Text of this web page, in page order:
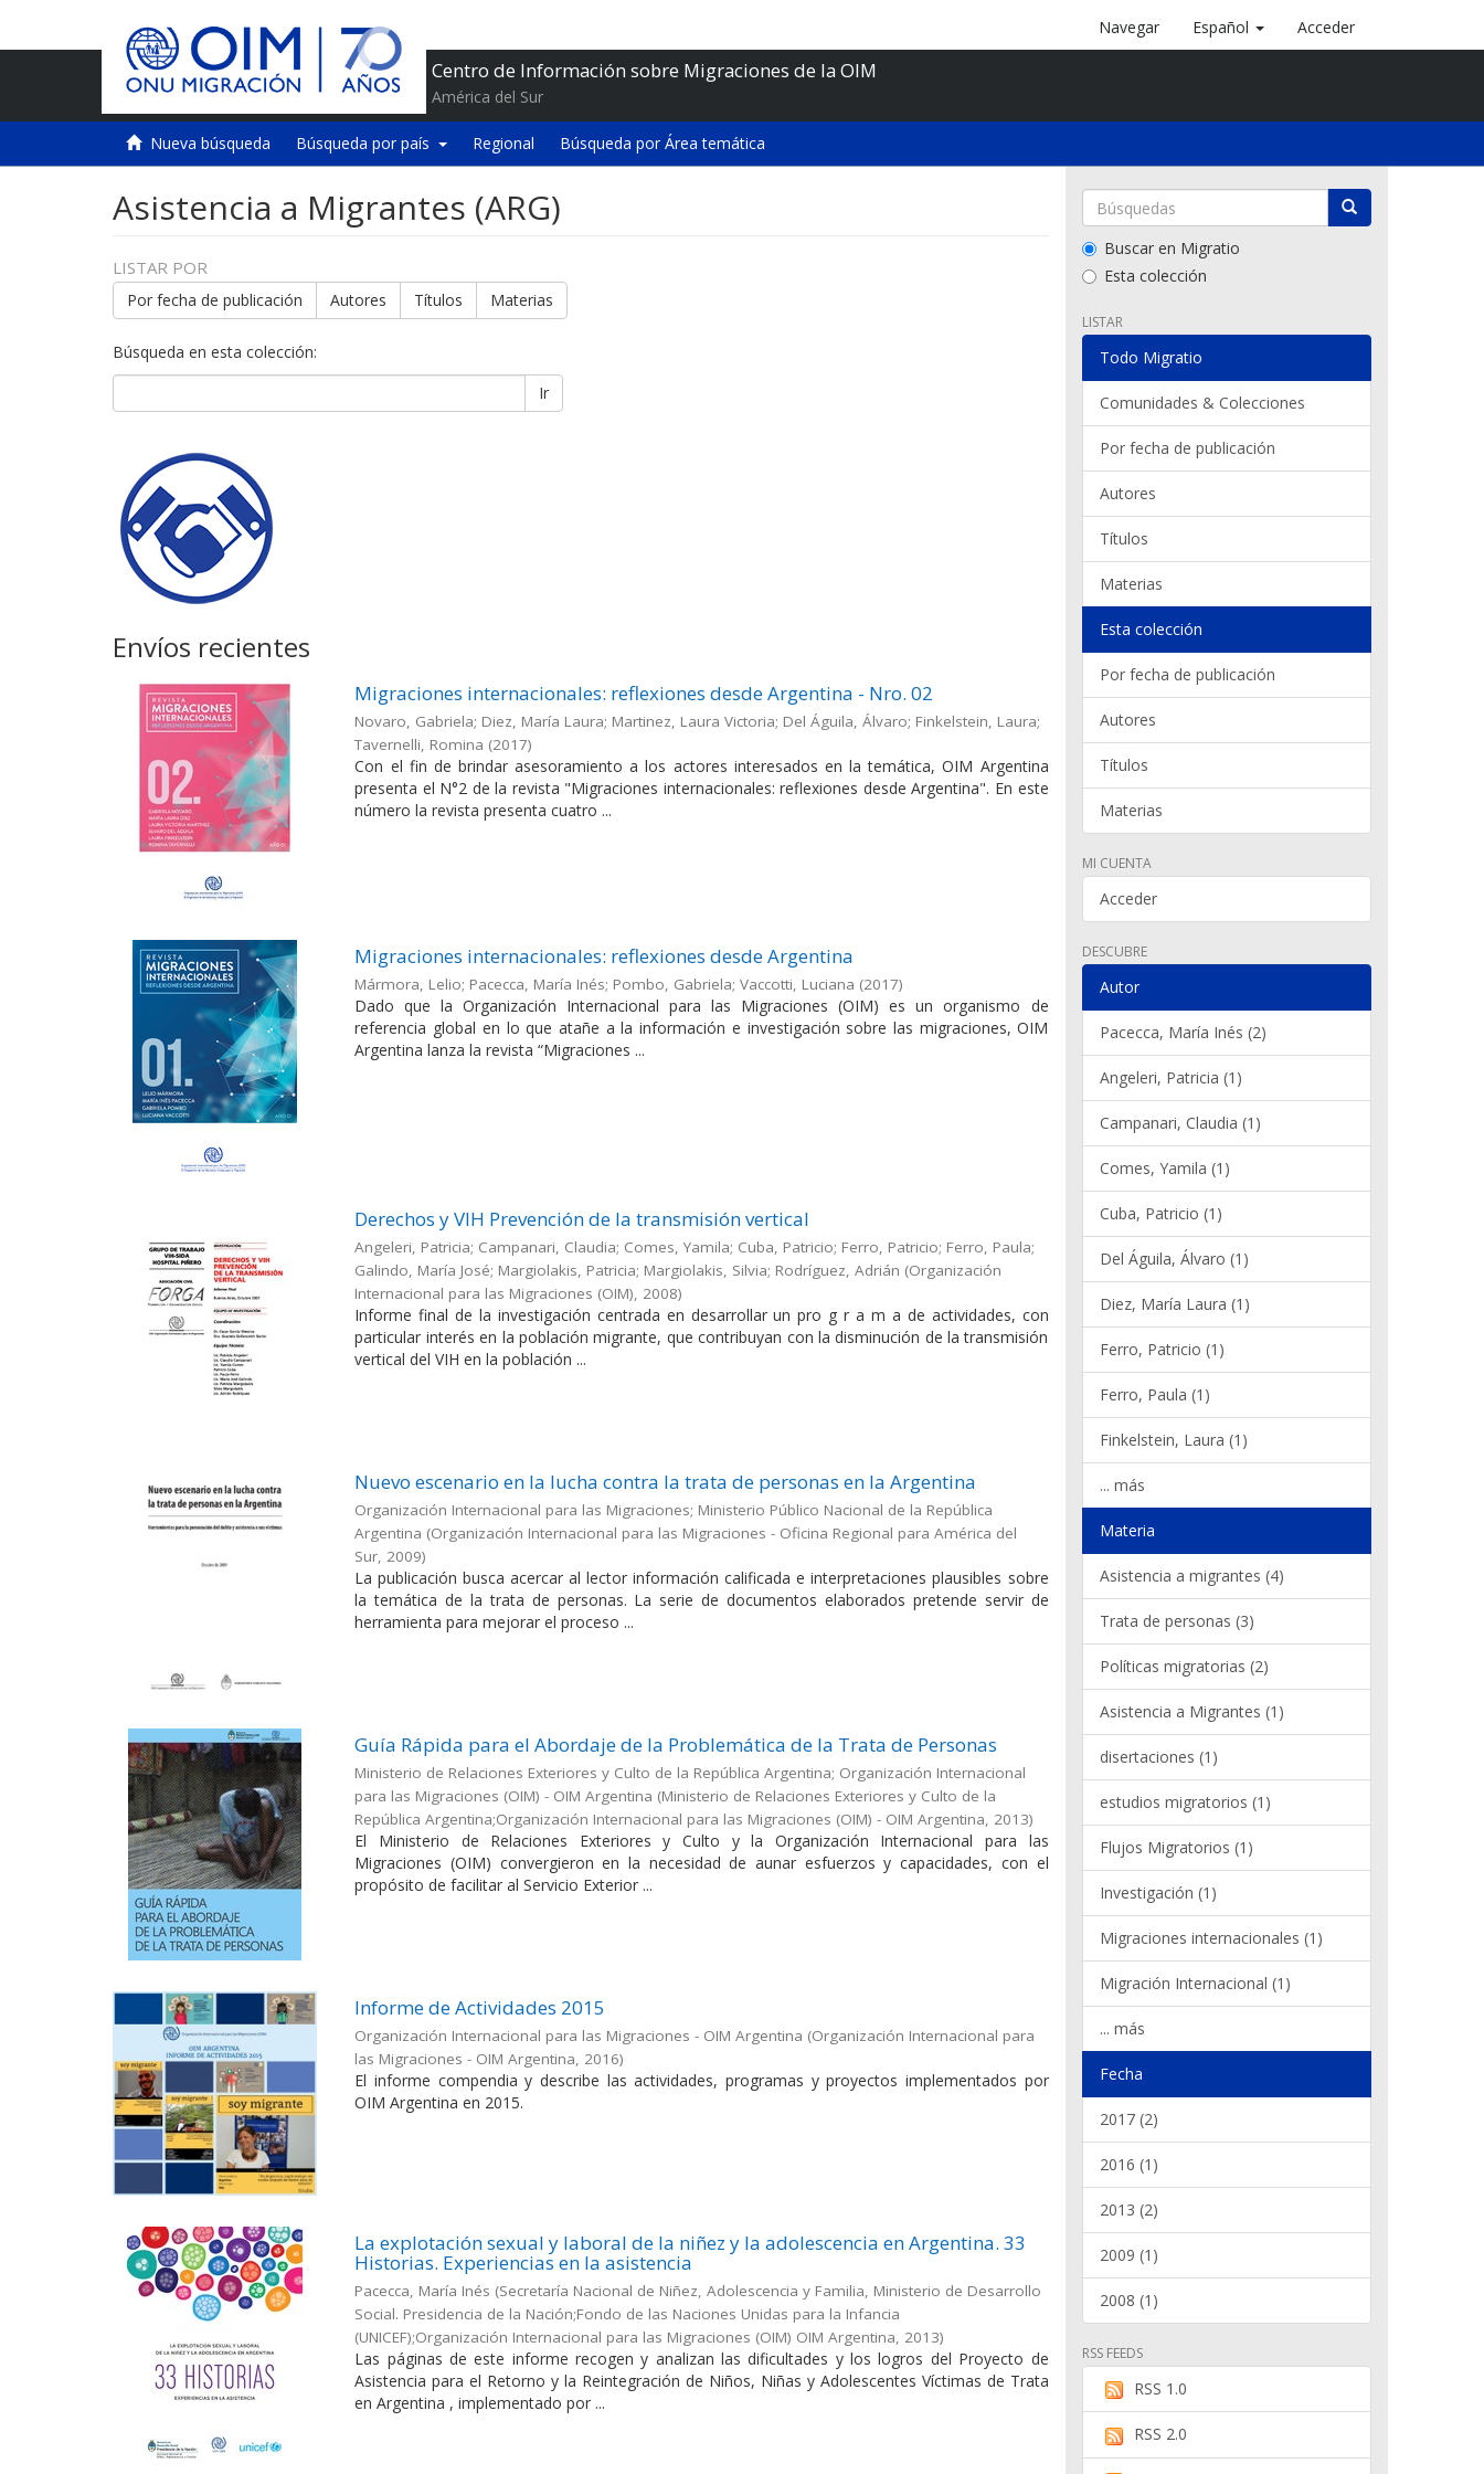
Centro de Información sobre Migraciones de la OIM
América del Sur
Navegar Español Acceder
Nueva búsqueda Búsqueda por país Regional Búsqueda por Área temática
Asistencia a Migrantes (ARG)
LISTAR POR
Por fecha de publicación Autores Títulos Materias
Búsqueda en esta colección:
Ir
Envíos recientes
Migraciones internacionales: reflexiones desde Argentina - Nro. 02
Novaro, Gabriela; Diez, María Laura; Martinez, Laura Victoria; Del Águila, Álvaro; Finkelstein, Laura;
Tavernelli, Romina (2017)
Con el fin de brindar asesoramiento a los actores interesados en la temática, OIM Argentina
presenta el N°2 de la revista "Migraciones internacionales: reflexiones desde Argentina". En este
número la revista presenta cuatro ...
Migraciones internacionales: reflexiones desde Argentina
Mármora, Lelio; Pacecca, María Inés; Pombo, Gabriela; Vaccotti, Luciana (2017)
Dado que la Organización Internacional para las Migraciones (OIM) es un organismo de
referencia global en lo que atañe a la información e investigación sobre las migraciones, OIM
Argentina lanza la revista “Migraciones ...
Derechos y VIH Prevención de la transmisión vertical
Angeleri, Patricia; Campanari, Claudia; Comes, Yamila; Cuba, Patricio; Ferro, Patricio; Ferro, Paula;
Galindo, María José; Margiolakis, Patricia; Margiolakis, Silvia; Rodríguez, Adrián (Organización
Internacional para las Migraciones (OIM), 2008)
Informe final de la investigación centrada en desarrollar un pro g r a m a de actividades, con
particular interés en la población migrante, que contribuyan con la disminución de la transmisión
vertical del VIH en la población ...
Nuevo escenario en la lucha contra la trata de personas en la Argentina
Organización Internacional para las Migraciones; Ministerio Público Nacional de la República
Argentina (Organización Internacional para las Migraciones - Oficina Regional para América del
Sur, 2009)
La publicación busca acercar al lector información calificada e interpretaciones plausibles sobre
la temática de la trata de personas. La serie de documentos elaborados pretende servir de
herramienta para mejorar el proceso ...
Guía Rápida para el Abordaje de la Problemática de la Trata de Personas
Ministerio de Relaciones Exteriores y Culto de la República Argentina; Organización Internacional
para las Migraciones (OIM) - OIM Argentina (Ministerio de Relaciones Exteriores y Culto de la
República Argentina;Organización Internacional para las Migraciones (OIM) - OIM Argentina, 2013)
El Ministerio de Relaciones Exteriores y Culto y la Organización Internacional para las
Migraciones (OIM) convergieron en la necesidad de aunar esfuerzos y capacidades, con el
propósito de facilitar al Servicio Exterior ...
Informe de Actividades 2015
Organización Internacional para las Migraciones - OIM Argentina (Organización Internacional para
las Migraciones - OIM Argentina, 2016)
El informe compendia y describe las actividades, programas y proyectos implementados por
OIM Argentina en 2015.
La explotación sexual y laboral de la niñez y la adolescencia en Argentina. 33
Historias. Experiencias en la asistencia
Pacecca, María Inés (Secretaría Nacional de Niñez, Adolescencia y Familia, Ministerio de Desarrollo
Social. Presidencia de la Nación;Fondo de las Naciones Unidas para la Infancia
(UNICEF);Organización Internacional para las Migraciones (OIM) OIM Argentina, 2013)
Las páginas de este informe recogen y analizan las dificultades y los logros del Proyecto de
Asistencia para el Retorno y la Reintegración de Niños, Niñas y Adolescentes Víctimas de Trata
en Argentina , implementado por ...
Buscar en Migratio
Esta colección
LISTAR
Todo Migratio
Comunidades & Colecciones
Por fecha de publicación
Autores
Títulos
Materias
Esta colección
Por fecha de publicación
Autores
Títulos
Materias
MI CUENTA
Acceder
DESCUBRE
Autor
Pacecca, María Inés (2)
Angeleri, Patricia (1)
Campanari, Claudia (1)
Comes, Yamila (1)
Cuba, Patricio (1)
Del Águila, Álvaro (1)
Diez, María Laura (1)
Ferro, Patricio (1)
Ferro, Paula (1)
Finkelstein, Laura (1)
... más
Materia
Asistencia a migrantes (4)
Trata de personas (3)
Políticas migratorias (2)
Asistencia a Migrantes (1)
disertaciones (1)
estudios migratorios (1)
Flujos Migratorios (1)
Investigación (1)
Migraciones internacionales (1)
Migración Internacional (1)
... más
Fecha
2017 (2)
2016 (1)
2013 (2)
2009 (1)
2008 (1)
RSS FEEDS
RSS 1.0
RSS 2.0